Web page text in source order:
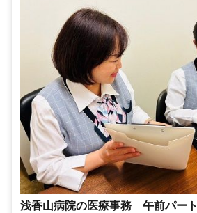
浅香山病院の医療事務 午前パート